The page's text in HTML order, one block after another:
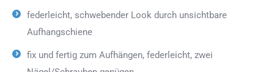
federleicht, schwebender Look durch unsichtbare
Aufhangschiene
fix und fertig zum Aufhängen, federleicht, zwei